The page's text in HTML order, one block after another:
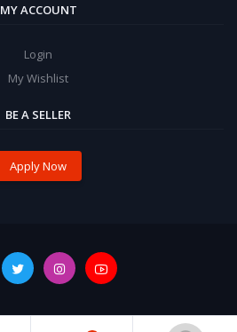
MY ACCOUNT
Login
My Wishlist
BE A SELLER
Apply Now